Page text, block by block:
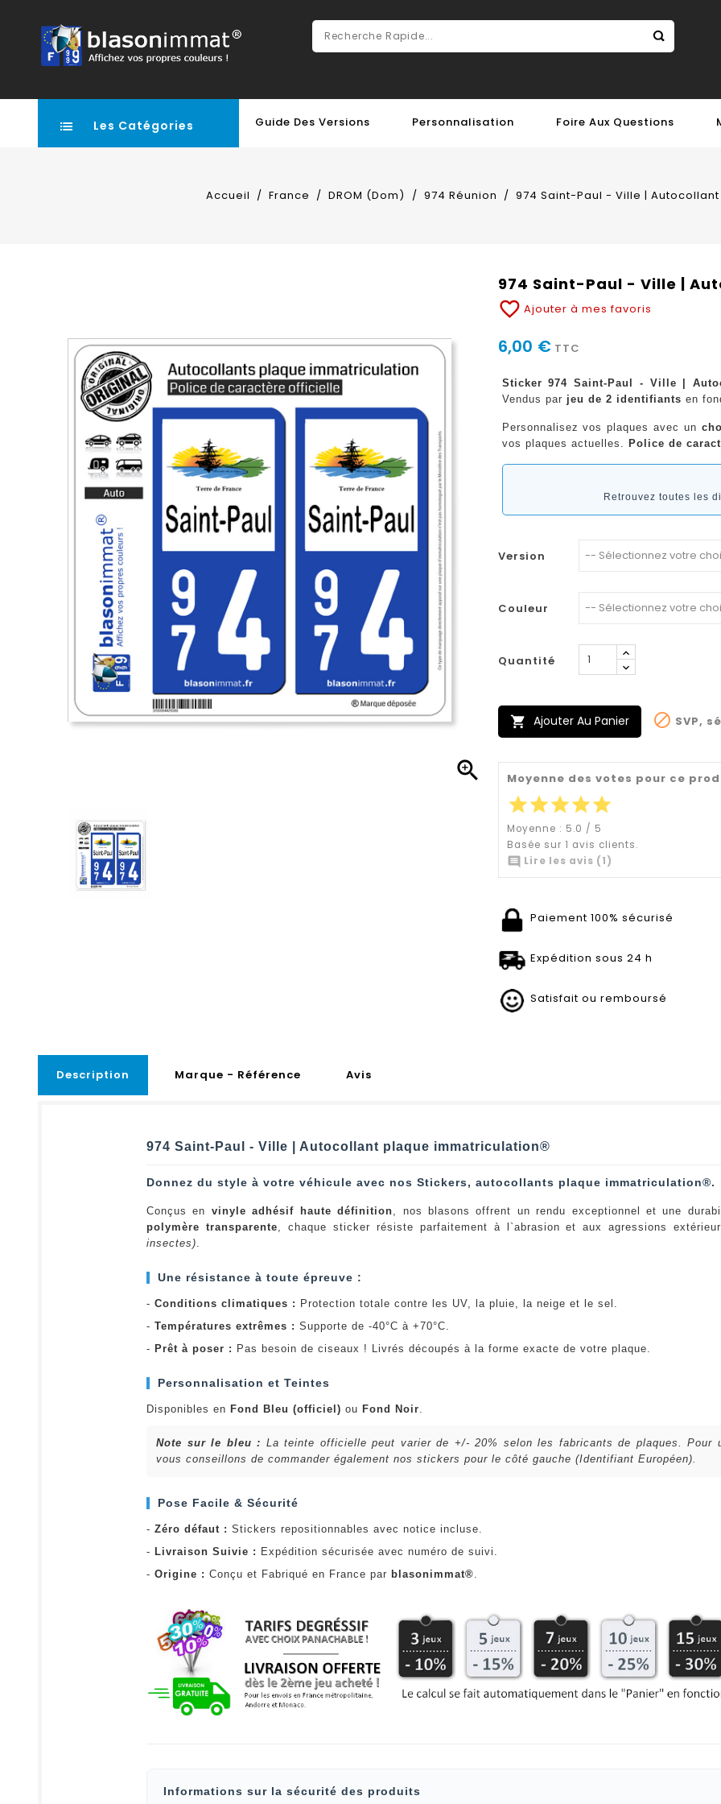
Les Catégories Guide Des Versions Personnalisation Foire Aux Questions
Accueil France DROM (Dom) 974 Réunion 974 Saint-Paul - Ville |

974 Saint-Paul - Ville |
favorite_border Ajouter à mes favoris
6,00 € TTC
Sticker 974 Saint-Paul - Ville |
Vendus par jeu de 2 identifiants en
Personnalisez vos plaques avec un
vos plaques actuelles.
Police de
Retrouvez toutes les
Version
Couleur
Quantité
 Ajouter Au Panier  SVP,
Moyenne des votes pour ce
starstarstarstarstar
Moyenne : 5.0 / 5
Basée sur 1 avis clients.
 Lire les avis (1)
Paiement 100% sécurisé
Expédition sous 24 h
Satisfait ou remboursé
Description Marque - Référence Avis
974 Saint-Paul - Ville | Autocollant plaque immatriculation®
Donnez du style à votre véhicule avec nos Stickers, autocollants plaque immatriculation®.
Conçus en vinyle adhésif haute définition , nos blasons offrent un rendu exceptionnel et une
polymère transparente , chaque sticker résiste parfaitement à l`abrasion et aux agressions
insectes)
Une résistance à toute épreuve :
- Conditions climatiques : Protection totale contre les UV, la pluie, la neige et le sel.
- Températures extrêmes : Supporte de -40°C à +70°C.
- Prêt à poser : Pas besoin de ciseaux ! Livrés découpés à la forme exacte de votre plaque.
Personnalisation et Teintes
Disponibles en Fond Bleu (officiel) ou Fond Noir
Note sur le bleu : La teinte officielle peut varier de +/- 20% selon les fabricants de plaques. Pour
vous conseillons de commander également nos stickers pour le côté gauche (Identifiant Européen).
Pose Facile & Sécurité
- Zéro défaut : Stickers repositionnables avec notice incluse.
- Livraison Suivie : Expédition sécurisée avec numéro de suivi.
- Origine : Conçu et Fabriqué en France par blasonimmat®
Informations sur la sécurité des produits